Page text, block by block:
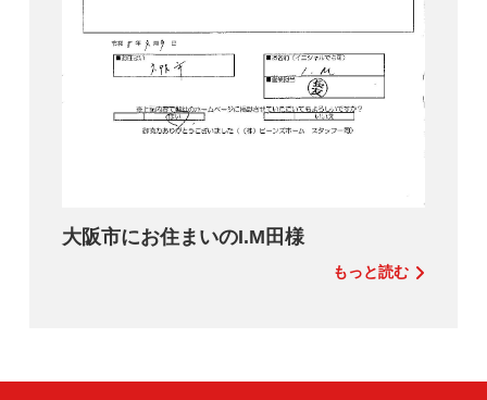
大阪市にお住まいのI.M田様
もっと読む